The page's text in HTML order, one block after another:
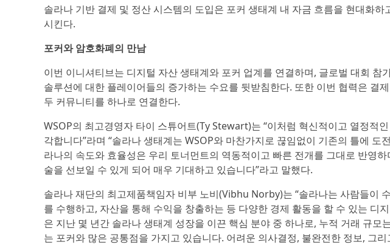
솔라나 기반 결제 및 정산 시스템의 도입은 포커 생태계 내 자금 흐름을 현대화
시킨다.
포커와 암호화폐의 만남
이번 이니셔티브는 디지털 자산 생태계와 포커 업계를 연결하며, 글로벌 대회 참
솔루션에 대한 플레이어들의 증가하는 수요를 뒷받침한다. 또한 이번 협력은 결
두 커뮤니티를 하나로 연결한다.
WSOP의 최고경영자 타이 스튜어트(Ty Stewart)는 “이처럼 혁신적이고 열정적
각합니다”라며 “솔라나 생태계는 WSOP와 마찬가지로 끊임없이 기존의 틀에 도
라나의 속도와 효율성은 우리 토너먼트의 역동적이고 빠른 전개를 그대로 반영
술을 선보일 수 있게 되어 매우 기대하고 있습니다”라고 말했다.
솔라나 재단의 최고제품책임자 비부 노비(Vibhu Norby)는 “솔라나는 사람들이
를 수행하고, 자산을 통해 수익을 창출하는 등 다양한 경제 활동을 할 수 있는 디
은 지난 몇 년간 솔라나 생태계 성장을 이끈 핵심 분야 중 하나로, 누적 거래 규모
는 포커와 많은 공통점을 가지고 있습니다. 어려운 의사결정, 불완전한 정보, 그